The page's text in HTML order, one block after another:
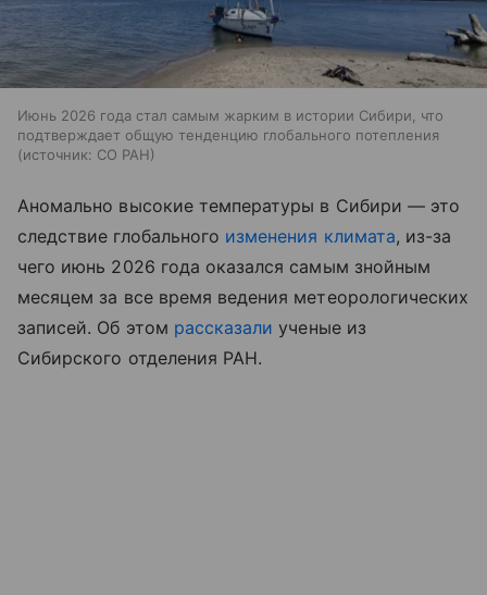
Июнь 2026 года стал самым жарким в истории Сибири, что
подтверждает общую тенденцию глобального потепления
источник: СО РАН
Аномально высокие температуры в Сибири — это
следствие глобального изменения климата, из-за
чего июнь 2026 года оказался самым знойным
месяцем за все время ведения метеорологических
записей. Об этом рассказали ученые из
Сибирского отделения РАН.